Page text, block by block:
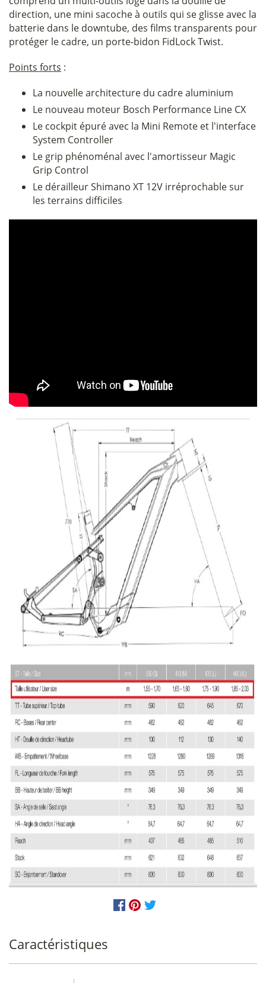
direction, une mini sacoche à outils qui se glisse avec la
batterie dans le downtube, des films transparents pour
protéger le cadre, un porte-bidon FidLock Twist.
Points forts :
La nouvelle architecture du cadre aluminium
Le nouveau moteur Bosch Performance Line CX
Le cockpit épuré avec la Mini Remote et l'interface
System Controller
Le grip phénoménal avec l'amortisseur Magic
Grip Control
Le dérailleur Shimano XT 12V irréprochable sur
les terrains difficiles
Caractéristiques